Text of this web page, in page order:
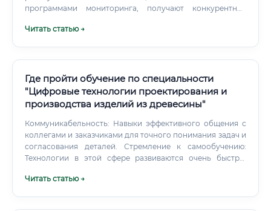
программами мониторинга, получают конкурентное
30–50%. 🌟 Кроме того, физическое присутствие в лесу,
будущем.
Читать статью →
Где пройти обучение по специальности
"Цифровые технологии проектирования и
производства изделий из древесины"
Коммуникабельность: Навыки эффективного общения с
коллегами и заказчиками для точного понимания задач и
согласования деталей. Стремление к самообучению:
Технологии в этой сфере развиваются очень быстро,
программное обеспечение и оборудование является
Читать статью →